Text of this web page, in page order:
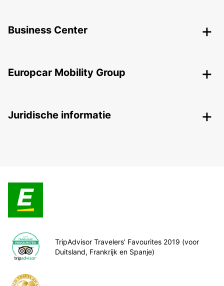
Business Center
Europcar Mobility Group
Juridische informatie
TripAdvisor Travelers’ Favourites 2019 (voor
Duitsland, Frankrijk en Spanje)